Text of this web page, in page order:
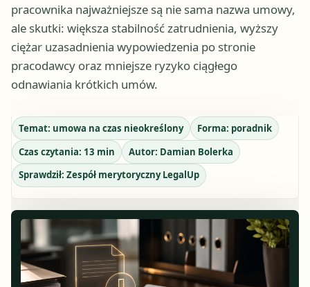
pracownika najważniejsze są nie sama nazwa umowy,
ale skutki: większa stabilność zatrudnienia, wyższy
ciężar uzasadnienia wypowiedzenia po stronie
pracodawcy oraz mniejsze ryzyko ciągłego
odnawiania krótkich umów.
Temat: umowa na czas nieokreślony Forma: poradnik
Czas czytania: 13 min Autor: Damian Bolerka
Sprawdził: Zespół merytoryczny LegalUp